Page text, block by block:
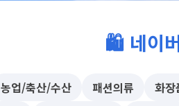
🛍 네이
농업/축산/수산 패션의류 화장